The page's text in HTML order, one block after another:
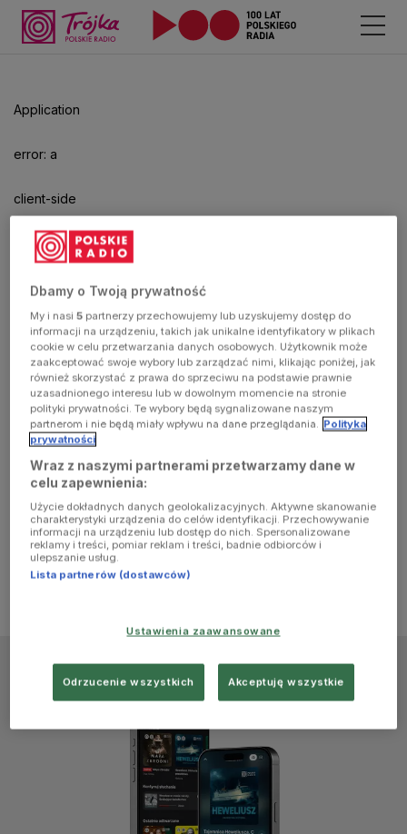
Application
error: a
client-side
exception
has
occurred
(see the
browser
console for
more
information)
Dbamy o Twoją prywatność
My i nasi5 partnerzy przechowujemy lub uzyskujemy dostęp do
informacji na urządzeniu, takich jak unikalne identyfikatory w plikach
cookie w celu przetwarzania danych osobowych. Użytkownik może
zaakceptować swoje wybory lub zarządzać nimi, klikając poniżej, jak
również skorzystać z prawa do sprzeciwu na podstawie prawnie
uzasadnionego interesu lub w dowolnym momencie na stronie
polityki prywatności. Te wybory będą sygnalizowane naszym
partnerom i nie będą miały wpływu na dane przeglądania. Polityka
prywatności
Wraz z naszymi partnerami przetwarzamy dane w
celu zapewnienia:
Użycie dokładnych danych geolokalizacyjnych. Aktywne skanowanie
charakterystyki urządzenia do celów identyfikacji. Przechowywanie
informacji na urządzeniu lub dostęp do nich. Spersonalizowane
reklamy i treści, pomiar reklam i treści, badnie odbiorców i
ulepszanie usług.
Lista partnerów (dostawców)
Ustawienia zaawansowane
Odrzucenie wszystkich Akceptuję wszystkie